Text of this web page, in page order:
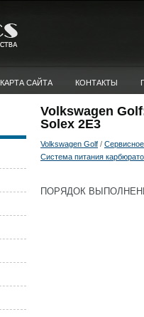
КАРТА САЙТА КОНТАКТЫ
Volkswagen
Solex 2Е3
Volkswagen Golf /
Система питания
ПОРЯДОК